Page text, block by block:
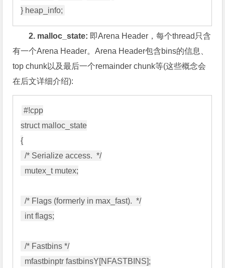
2. malloc_state: 即Arena Header，每个thread只含
有一个Arena Header。Arena Header包含bins的信息、
top chunk以及最后一个remainder chunk等(这些概念会
在后文详细介绍):
#!cpp
struct malloc_state
{
  /* Serialize access.  */
  /* Flags (formerly in max_fast).  */
  /* Fastbins */